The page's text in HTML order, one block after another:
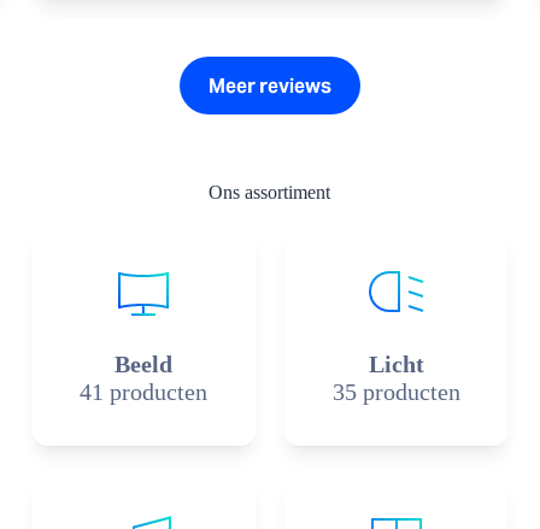
Meer reviews
Ons assortiment
Beeld
41 producten
Licht
35 producten